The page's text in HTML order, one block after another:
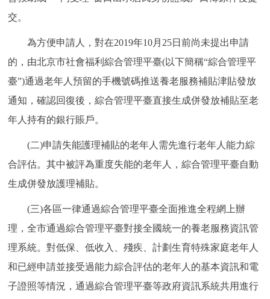
交。
為方便申請人，對在2019年10月25日前尚未提出申請
的，由北京市社會福利綜合管理平臺(以下簡稱“綜合管理平
臺”)通過老年人預留的手機號碼推送養老服務補貼津貼發放
通知，確認回復後，綜合管理平臺直接生成併發放補貼至老
年人持有的銀行賬戶。
(二)申請失能護理補貼的老年人需先進行老年人能力綜
合評估。其中被評為重度失能的老年人，綜合管理平臺自動
生成併發放護理補貼。
(三)各區一律通過綜合管理平臺全面推進全程網上辦
理，全市通過綜合管理平臺對接全國統一的養老服務資訊管
理系統。對低保、低收入、殘疾、計劃生育特殊家庭老年人
和已經申請並接受過能力綜合評估的老年人的基本資訊和電
子證照等情況，通過綜合管理平臺等政府資訊系統共用進行